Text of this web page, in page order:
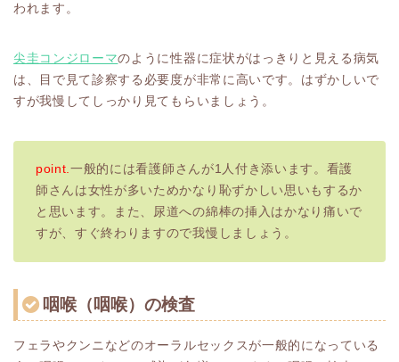
われます。
尖圭コンジローマのように性器に症状がはっきりと見える病気
は、目で見て診察する必要度が非常に高いです。はずかしいで
すが我慢してしっかり見てもらいましょう。
point.一般的には看護師さんが1人付き添います。看護
師さんは女性が多いためかなり恥ずかしい思いもするか
と思います。また、尿道への綿棒の挿入はかなり痛いで
すが、すぐ終わりますので我慢しましょう。
咽喉（咽喉）の検査
フェラやクンニなどのオーラルセックスが一般的になっている